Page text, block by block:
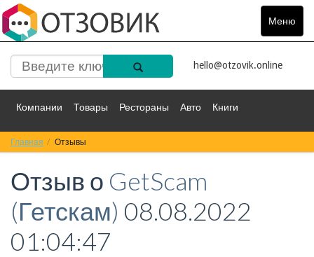
Меню
Toggle
hello@otzovik.online
Компании Товары Рестораны Авто Книги
Спорт Фильмы
Красота Здоровье Остальное
Главная Отзывы
Отзыв о GetScam
(Гетскам) 08.08.2022
01:04:47